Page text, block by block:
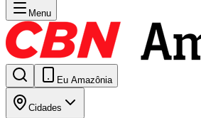
Menu
Eu Amazônia
Cidades